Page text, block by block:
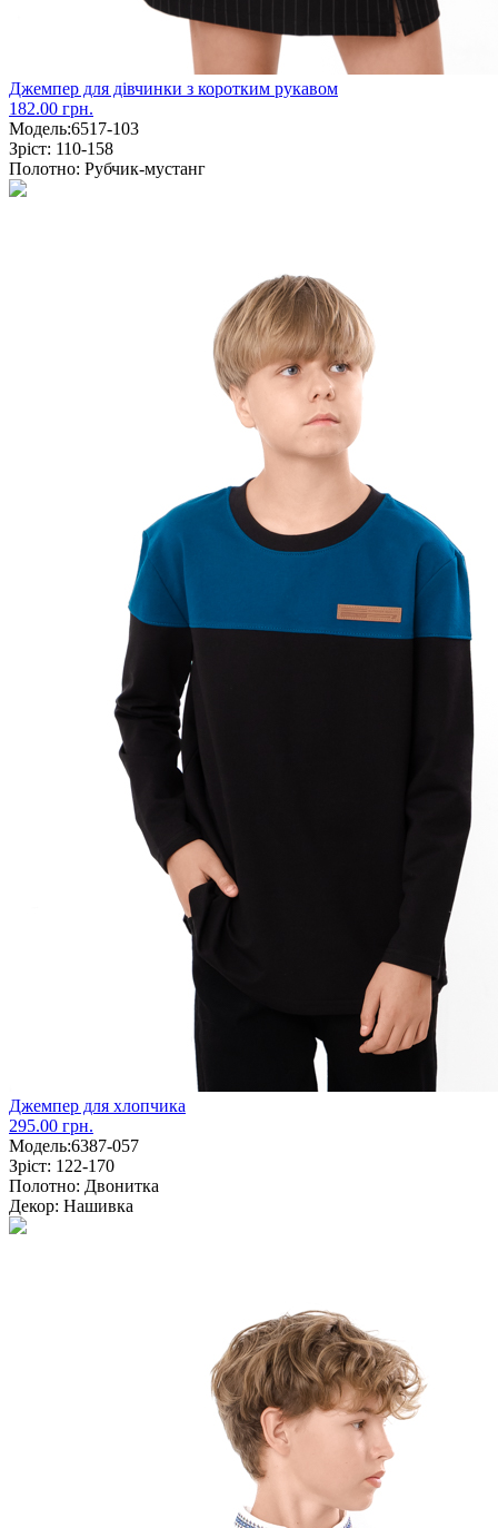
Джемпер для дівчинки з коротким рукавом
182.00 грн.
Модель:6517-103
Зріст: 110-158
Полотно: Рубчик-мустанг
Джемпер для хлопчика
295.00 грн.
Модель:6387-057
Зріст: 122-170
Полотно: Двонитка
Декор: Нашивка